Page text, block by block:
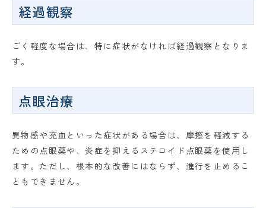
経過観察
ごく軽度な場合は、特に症状がなければ経過観察となりま
す。
点眼治療
異物感や充血といった症状がある場合は、摩擦を軽減する
ための点眼薬や、炎症を抑えるステロイド点眼薬を使用し
ます。ただし、根本的な改善にはならず、進行を止めるこ
ともできません。